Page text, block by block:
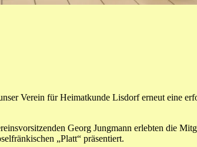
Verein für Heimatkunde Lisdorf erneut eine
Georg Jungmann erlebten die
„Platt“ präsentiert.